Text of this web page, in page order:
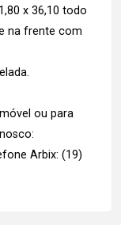
x 36,10 todo
na frente com
ou para
Arbix: (19)